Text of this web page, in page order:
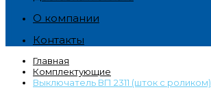
О компании
Контакты
Главная
Комплектующие
Выключатель ВП 2311 (шток с роликом)